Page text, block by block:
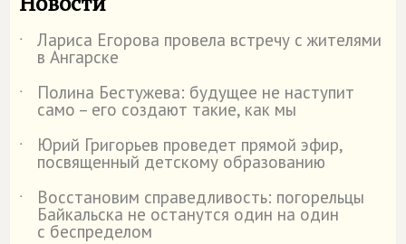
˙ Лариса Егорова провела встречу с жителями
в Ангарске
˙
Полина Бестужева: будущее не наступит
само – его создают такие, как мы
˙
Юрий Григорьев проведет прямой эфир,
посвященный детскому образованию
˙
Восстановим справедливость: погорельцы
Байкальска не останутся один на один
с беспределом